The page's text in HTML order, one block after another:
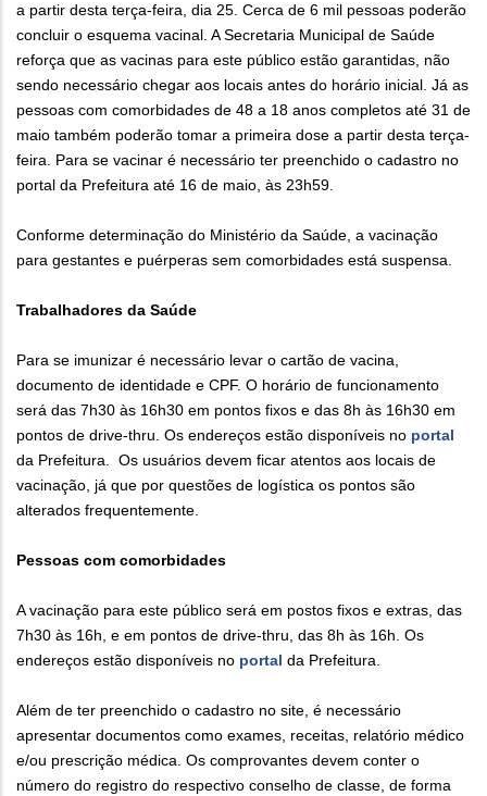
a partir desta terça-feira, dia 25. Cerca de 6 mil pessoas poderão
concluir o esquema vacinal. A Secretaria Municipal de Saúde
reforça que as vacinas para este público estão garantidas, não
sendo necessário chegar aos locais antes do horário inicial. Já as
pessoas com comorbidades de 48 a 18 anos completos até 31 de
maio também poderão tomar a primeira dose a partir desta terça-
feira. Para se vacinar é necessário ter preenchido o cadastro no
portal da Prefeitura até 16 de maio, às 23h59.
Conforme determinação do Ministério da Saúde, a vacinação
para gestantes e puérperas sem comorbidades está suspensa.
Trabalhadores da Saúde
Para se imunizar é necessário levar o cartão de vacina,
documento de identidade e CPF. O horário de funcionamento
será das 7h30 às 16h30 em pontos fixos e das 8h às 16h30 em
pontos de drive-thru. Os endereços estão disponíveis no portal
da Prefeitura. Os usuários devem ficar atentos aos locais de
vacinação, já que por questões de logística os pontos são
alterados frequentemente.
Pessoas com comorbidades
A vacinação para este público será em postos fixos e extras, das
7h30 às 16h, e em pontos de drive-thru, das 8h às 16h. Os
endereços estão disponíveis no portal da Prefeitura.
Além de ter preenchido o cadastro no site, é necessário
apresentar documentos como exames, receitas, relatório médico
e/ou prescrição médica. Os comprovantes devem conter o
número do registro do respectivo conselho de classe, de forma